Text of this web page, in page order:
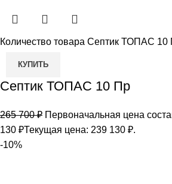
Количество товара Септик ТОПАС 10
КУПИТЬ
Септик ТОПАС 10 Пр
265 700₽ Первоначальная цена
130 ₽Текущая цена: 239 130 ₽.
-10%